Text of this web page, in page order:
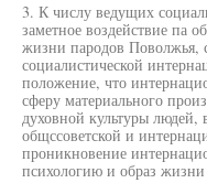
3. К числу ведущих
заметное воздействие па
жизни пародов Поволжья,
социалистической
положение, что
сферу материального
духовной культуры людей,
общссоветской и
проникновение
психологию и образ жизни